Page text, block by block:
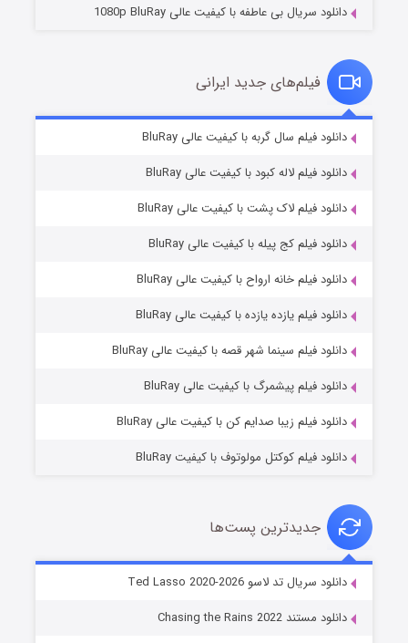
قسمت۷ (زیرنویس) منتشر شد
خاندان اژدها فصل ۳
دانلود سریال بی عاطفه با کیفیت عالی 1080p BluRay
فیلم‌های جدید ایرانی
دانلود فیلم سال گربه با کیفیت عالی BluRay
دانلود فیلم لاله کبود با کیفیت عالی BluRay
دانلود فیلم لاک پشت با کیفیت عالی BluRay
دانلود فیلم کج‌ پیله با کیفیت عالی BluRay
دانلود فیلم خانه ارواح با کیفیت عالی BluRay
دانلود فیلم یازده یازده با کیفیت عالی BluRay
دانلود فیلم سینما شهر قصه با کیفیت عالی BluRay
دانلود فیلم پیشمرگ با کیفیت عالی BluRay
دانلود فیلم زیبا صدایم کن با کیفیت عالی BluRay
دانلود فیلم کوکتل مولوتوف با کیفیت BluRay
جدیدترین پست‌ها
دانلود سریال تد لاسو Ted Lasso 2020-2026
دانلود مستند Chasing the Rains 2022